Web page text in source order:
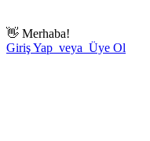
👋 Merhaba!
Giriş Yap veya Üye Ol